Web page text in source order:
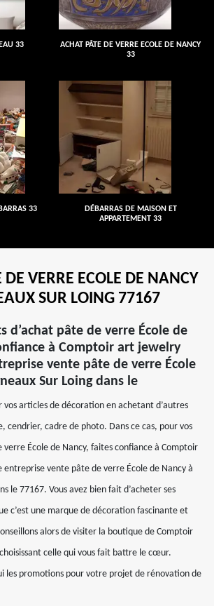
33
ACHAT PÂTE DE VERRE ECOLE DE NANCY
33
33
DÉBARRAS DE MAISON ET
APPARTEMENT 33
DE VERRE ECOLE DE NANCY
SUR LOING 77167
d’achat pâte de verre École de
à Comptoir art jewelry
vente pâte de verre École
Sur Loing dans le
vos articles de décoration en achetant d’autres
cendrier, cadre de photo. Dans ce cas, pour vos
verre École de Nancy, faites confiance à Comptoir
vente pâte de verre École de Nancy à
le 77167. Vous avez bien fait d’acheter ses
c’est une marque de décoration fascinante et
alors de visiter la boutique de Comptoir
celle qui vous fait battre le cœur.
les promotions pour votre projet de rénovation de